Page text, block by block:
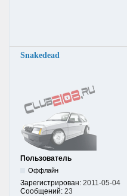
Snakedead
Пользователь
Оффлайн
Зарегистрирован: 2011-05-04
Сообщений: 23